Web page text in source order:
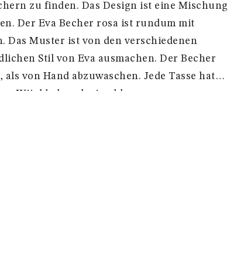
zu finden. Das Design ist eine Mischung
Der Eva Becher rosa ist rundum mit
Das Muster ist von den verschiedenen
Stil von Eva ausmachen. Der Becher
von Hand abzuwaschen. Jede Tasse hat
Wiinblad auch eine klare